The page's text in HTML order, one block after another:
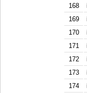
168
169
170
171
172
173
174